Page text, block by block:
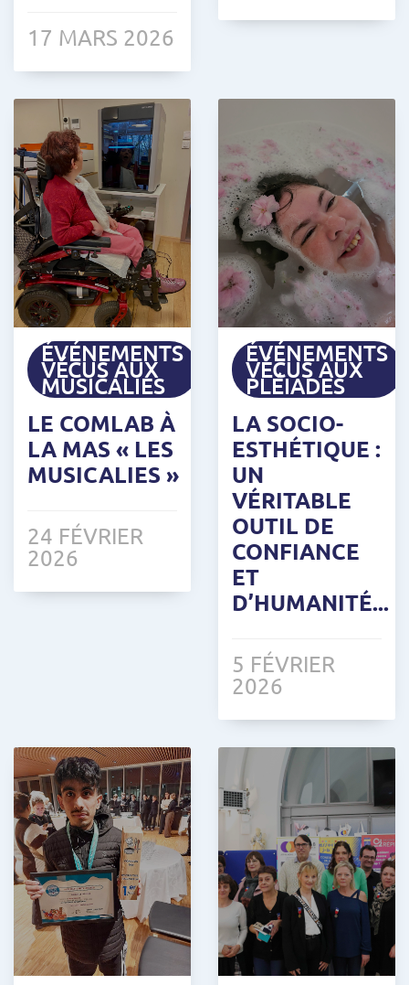
17 MARS 2026
ÉVÉNEMENTS
VÉCUS AUX
MUSICALIES
LE COMLAB À
LA MAS « LES
MUSICALIES »
24 FÉVRIER
2026
ÉVÉNEMENTS
VÉCUS AUX
PLÉIADES
LA SOCIO-
ESTHÉTIQUE :
UN
VÉRITABLE
OUTIL DE
CONFIANCE
ET
D’HUMANITÉ...
5 FÉVRIER
2026